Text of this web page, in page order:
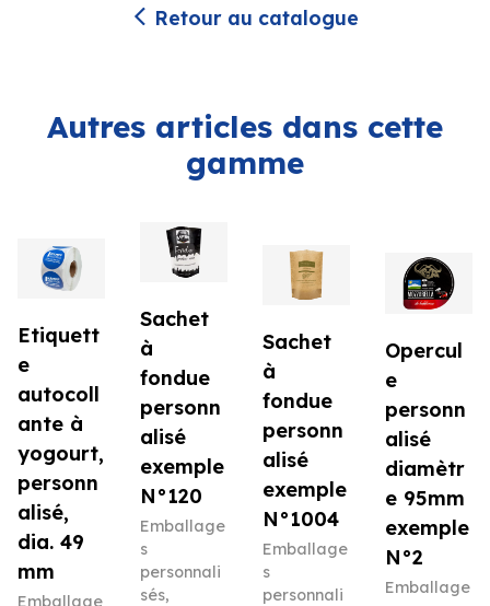
Retour au catalogue
Autres articles dans cette
gamme
Etiquett
e
autocoll
ante à
yogourt,
personn
alisé,
dia. 49
mm
Emballage
Sachet
à
fondue
personn
alisé
exemple
N°120
Emballage
s
personnali
sés,
Sachet
à
fondue
personn
alisé
exemple
N°1004
Emballage
s
personnali
Opercul
e
personn
alisé
diamètr
e 95mm
exemple
N°2
Emballage